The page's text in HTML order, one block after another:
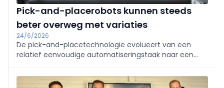
Pick-and-placerobots kunnen steeds
beter overweg met variaties
24/6/2026
De pick-and-placetechnologie evolueert van een
relatief eenvoudige automatiseringstaak naar een
producten kan opvangen, dankzij de integratie van
visiesystemen en artificiële intelligentie. Hierdoor